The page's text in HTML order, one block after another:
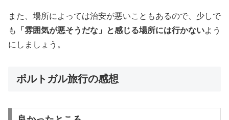
また、場所によっては治安が悪いこともあるので、少しで
も
「雰囲気が悪そうだな」と感じる場所には行かないよう
にしましょう。
ポルトガル旅行の感想